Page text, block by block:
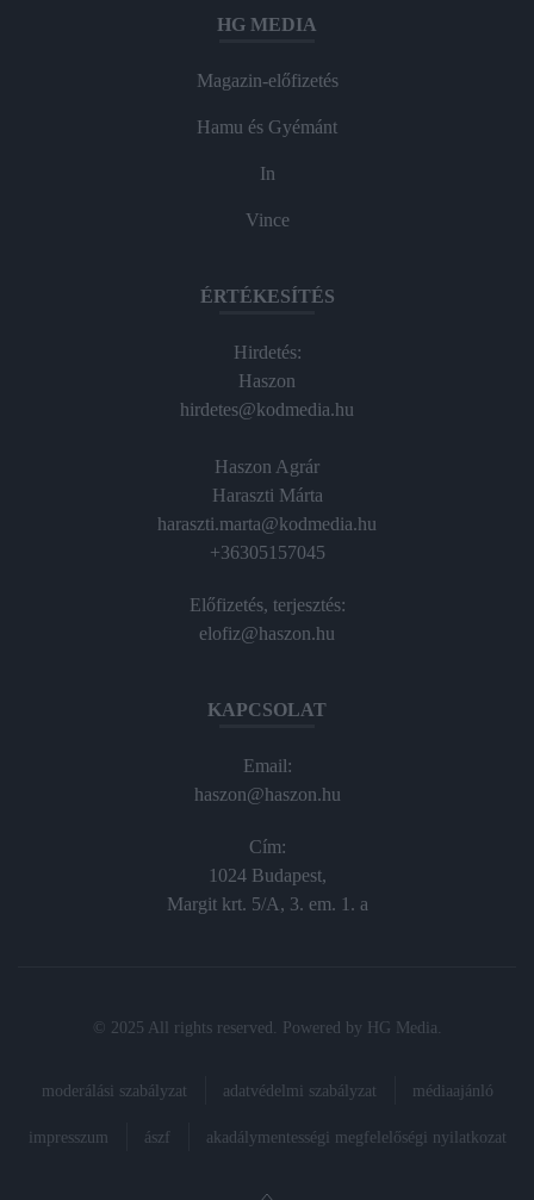
HG MEDIA
Magazin-előfizetés
Hamu és Gyémánt
In
Vince
ÉRTÉKESÍTÉS
Hirdetés:
Haszon
hirdetes@kodmedia.hu
Haszon Agrár
Haraszti Márta
haraszti.marta@kodmedia.hu
+36305157045
Előfizetés, terjesztés:
elofiz@haszon.hu
KAPCSOLAT
Email:
haszon@haszon.hu
Cím:
1024 Budapest,
Margit krt. 5/A, 3. em. 1. a
© 2025 All rights reserved. Powered by HG Media
moderálási szabályzat adatvédelmi szabályzat médiaajánló
impresszum ászf akadálymentességi megfelelőségi nyilatkozat